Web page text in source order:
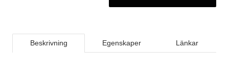
Beskrivning Egenskaper Länkar